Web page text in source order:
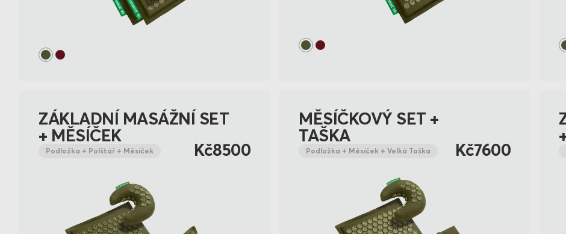
ZÁKLADNÍ MASÁŽNÍ SET
+ MĚSÍČEK
Podložka + Polštář + Měsíček Kč8500
MĚSÍČKOVÝ SET +
TAŠKA
Podložka + Měsíček + Velká Taška Kč7600